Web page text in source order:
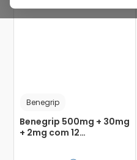
Benegrip
Benegrip 500mg + 30mg
+ 2mg com 12